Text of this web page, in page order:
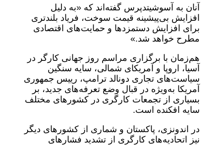
آنان به آسوشیتدپرس گفته‌اند که «به دلیل
افزایش بی‌پیشینه قیمت سوخت، فریاد بلندتری
برای افزایش دستمزدها و حمایت‌های اقتصادی
مطرح خواهد شد.»
هم‌زمان با برگزاری مراسم روز جهانی کارگر در
آسیا، اروپا و آمریکای شمالی، سایه سنگین
سیاست‌های تجاری دونالد ترامپ، رییس‌ جمهوری
آمریکا به‌ویژه در قبال وضع تعرفه‌های جدید، بر
بسیاری از تجمعات کارگری در کشورهای مختلف
سایه افکنده است.
در اندونزی، پاکستان و شماری از کشورهای دیگر
نیز اتحادیه‌های کارگری از تشدید فشارهای